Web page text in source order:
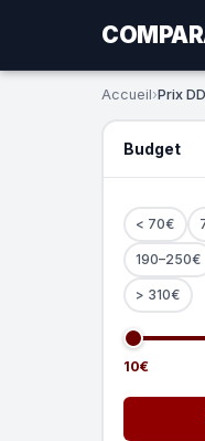
Accueil›Prix
Budget
< 70€
190–250€
> 310€
10€